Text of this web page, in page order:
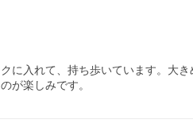
に入れて、持ち歩いています。大
が楽しみです。